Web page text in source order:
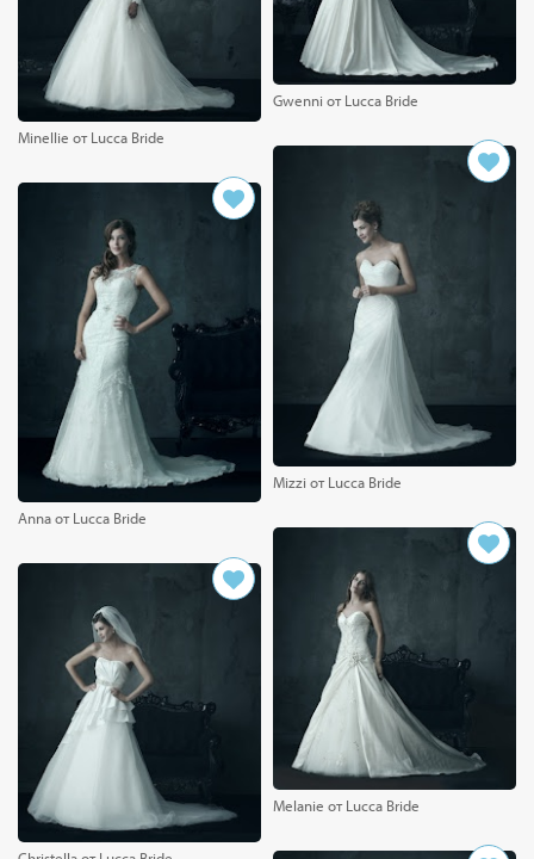
Minellie от Lucca Bride
Gwenni от Lucca Bride
Anna от Lucca Bride
Mizzi от Lucca Bride
Melanie от Lucca Bride